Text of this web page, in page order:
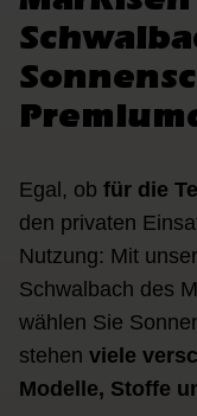
Egal, ob für die
den privaten
Nutzung: Mit
Schwalbach des
wählen Sie
stehen viele
Modelle, Stoffe